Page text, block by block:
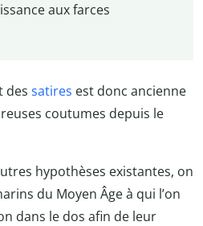
aux farces
des satires est donc ancienne
coutumes depuis le
hypothèses existantes, on
du Moyen Âge à qui l’on
dans le dos afin de leur